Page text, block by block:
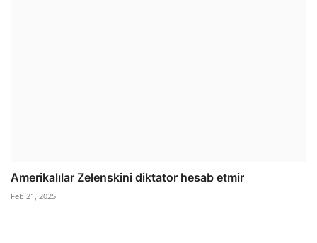
Amerikalılar Zelenskini diktator hesab etmir
Feb 21, 2025